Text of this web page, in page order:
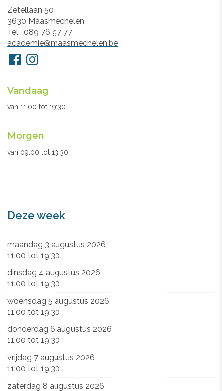
Adres
Zetellaan 50
3630 Maasmechelen
Tel.
089 76 97 77
E-
mail
academie@maasmechelen.be
Volg
ons
FacebookInstagram
Openingsuren
secretariaat
Vandaag
van 11:00 tot 19:30
Morgen
van 09:00 tot 13:30
Deze week
maandag 3 augustus 2026
11:00 tot 19:30
dinsdag 4 augustus 2026
11:00 tot 19:30
woensdag 5 augustus 2026
11:00 tot 19:30
donderdag 6 augustus 2026
11:00 tot 19:30
vrijdag 7 augustus 2026
11:00 tot 19:30
zaterdag 8 augustus 2026